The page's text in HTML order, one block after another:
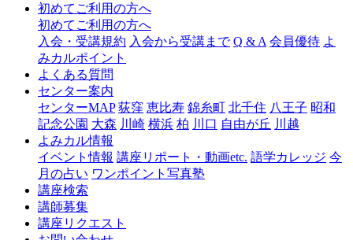
ャ
千
初めてご利用の方へ
初めてご利用の方へ
入会・受講規約 入会から受講まで Q & A 会員優待 よ
みカルポイント
よくある質問
センター案内
センターMAP 荻窪 恵比寿 錦糸町 北千住 八王子 昭和
記念公園 大森 川崎 横浜 柏 川口 自由が丘 川越
よみカル情報
イベント情報 講座リポート・動画etc. 語学カレッジ 今
月の占い ワンポイント写真塾
講座検索
講師募集
講座リクエスト